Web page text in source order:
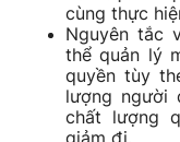
cùng thực
Nguyên tắc
thể quản lý
quyền tùy
lượng người
chất lượng